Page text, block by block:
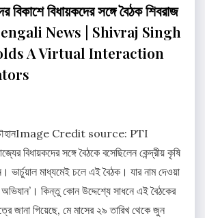
বিকাশে বিধায়কদের সঙ্গে বৈঠক শিবরাজ
Bengali News | Shivraj Singh
A Virtual Interaction
চৌহানImage Credit source: PTI
বিধায়কদের সঙ্গে বৈঠকে বসেছিলেন কেন্দ্রীয় কৃষি
ভার্চুয়াল মাধ্যমেই চলে এই বৈঠক। যার নাম দেওয়া
অভিযান’। কিন্তু কোন উদ্দেশ্যে সাধনে এই বৈঠকের
জানা গিয়েছে, মে মাসের ২৯ তারিখ থেকে জুন